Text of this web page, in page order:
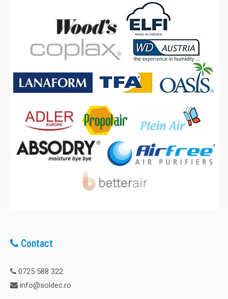
Contact
0725 588 322
info@soldec.ro